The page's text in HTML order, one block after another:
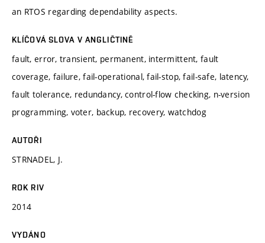
an RTOS regarding dependability aspects.
KLÍČOVÁ SLOVA V ANGLIČTINĚ
fault, error, transient, permanent, intermittent, fault
coverage, failure, fail-operational, fail-stop, fail-safe, latency,
fault tolerance, redundancy, control-flow checking, n-version
programming, voter, backup, recovery, watchdog
AUTOŘI
STRNADEL, J.
ROK RIV
2014
VYDÁNO